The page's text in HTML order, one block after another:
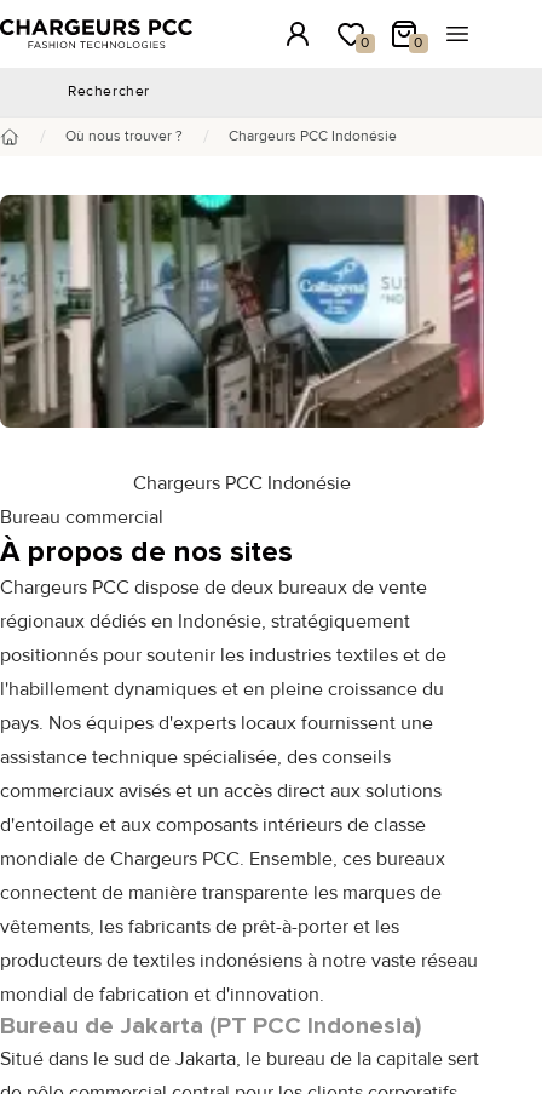
Chargeurs PCC Connexion
0
Ma wishlist
0
Mon panierOuvrir le
Rechercher
/ Où nous trouver ? / Chargeurs PCC Indonésie
Chargeurs PCC Indonésie
Bureau commercial
À propos de nos sites
Chargeurs PCC dispose de deux bureaux de vente
régionaux dédiés en Indonésie, stratégiquement
positionnés pour soutenir les industries textiles et de
l'habillement dynamiques et en pleine croissance du
pays. Nos équipes d'experts locaux fournissent une
assistance technique spécialisée, des conseils
commerciaux avisés et un accès direct aux solutions
d'entoilage et aux composants intérieurs de classe
mondiale de Chargeurs PCC. Ensemble, ces bureaux
connectent de manière transparente les marques de
vêtements, les fabricants de prêt-à-porter et les
producteurs de textiles indonésiens à notre vaste réseau
mondial de fabrication et d'innovation.
Bureau de Jakarta (PT PCC Indonesia)
Situé dans le sud de Jakarta, le bureau de la capitale sert